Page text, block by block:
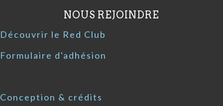
NOUS REJOINDRE
Découvrir le Red Club
Formulaire d'adhésion
Conception & crédits